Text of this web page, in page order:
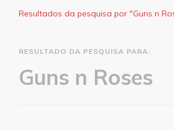
Resultados da pesquisa por "Guns n
RESULTADO DA PESQUISA PARA:
Procurando algo?